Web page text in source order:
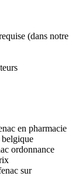
(dans notre
en pharmacie
ordonnance
sur